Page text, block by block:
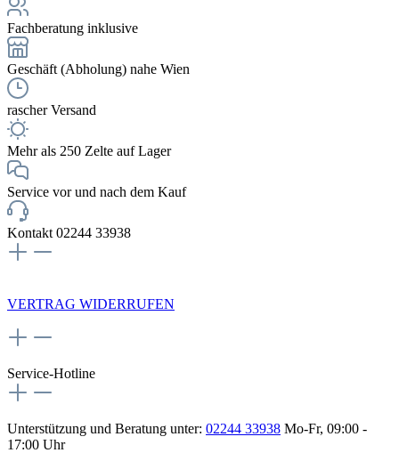
Fachberatung inklusive
Geschäft (Abholung) nahe Wien
rascher Versand
Mehr als 250 Zelte auf Lager
Service vor und nach dem Kauf
Kontakt 02244 33938
VERTRAG WIDERRUFEN
Service-Hotline
Unterstützung und Beratung unter: 02244 33938 Mo-Fr, 09:00 -
17:00 Uhr